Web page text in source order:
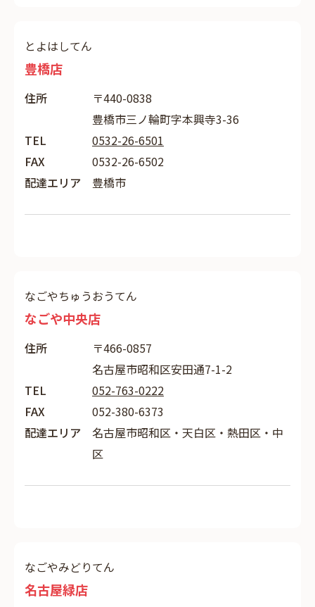
とよはしてん
豊橋店
住所
〒440-0838
豊橋市三ノ輪町字本興寺3-36
TEL
0532-26-6501
FAX
0532-26-6502
配達エリア
豊橋市
なごやちゅうおうてん
なごや中央店
住所
〒466-0857
名古屋市昭和区安田通7-1-2
TEL
052-763-0222
FAX
052-380-6373
配達エリア
名古屋市昭和区・天白区・熱田区・中
区
なごやみどりてん
名古屋緑店